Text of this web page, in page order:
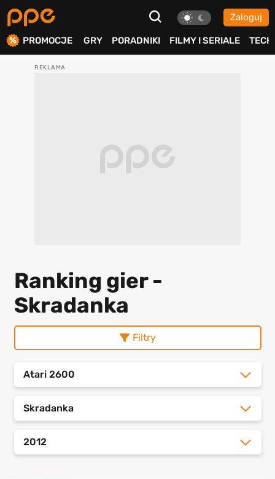
Zaloguj
PROMOCJE GRY PORADNIKI FILMY I SERIALE TECH
Ranking gier -
Skradanka
Filtry
Atari 2600
Skradanka
2012